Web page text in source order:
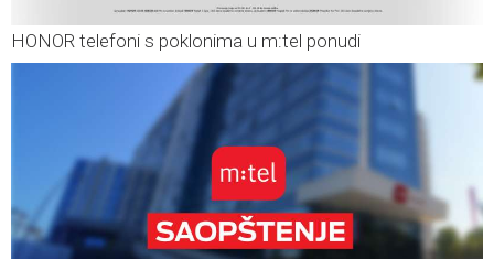
HONOR telefoni s poklonima u m:tel ponudi